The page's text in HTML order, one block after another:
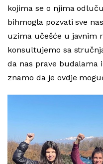
kojima se o njima
bihmogla pozvati sve
uzima učešće u javnim
konsultujemo sa
da nas prave budalama
znamo da je ovdje